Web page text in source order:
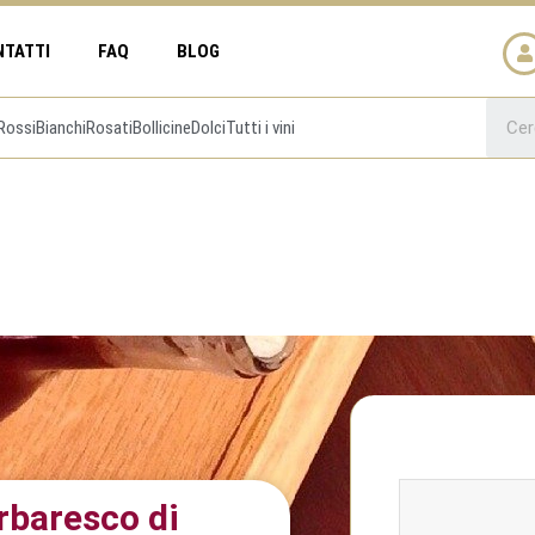
FAQ BLOG
BianchiRosatiBollicineDolciTutti i vini
di